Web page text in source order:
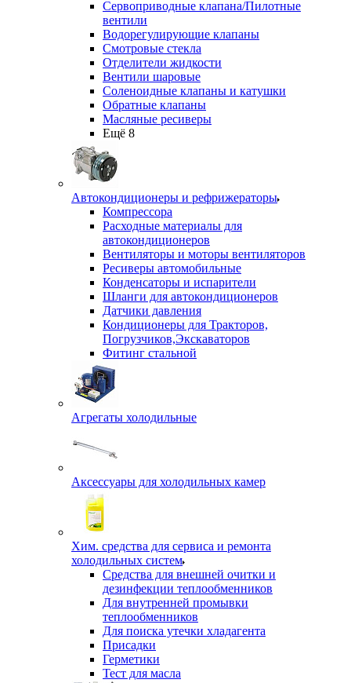
Сервоприводные клапана/Пилотные
вентили
Водорегулирующие клапаны
Смотровые стекла
Отделители жидкости
Вентили шаровые
Соленоидные клапаны и катушки
Обратные клапаны
Масляные ресиверы
Ещё 8
Автокондиционеры и рефрижераторы
Компрессора
Расходные материалы для
автокондиционеров
Вентиляторы и моторы вентиляторов
Ресиверы автомобильные
Конденсаторы и испарители
Шланги для автокондиционеров
Датчики давления
Кондиционеры для Тракторов,
Погрузчиков,Экскаваторов
Фитинг стальной
Агрегаты холодильные
Аксессуары для холодильных камер
Хим. средства для сервиса и ремонта
холодильных систем
Средства для внешней очитки и
дезинфекции теплообменников
Для внутренней промывки
теплообменников
Для поиска утечки хладагента
Присадки
Герметики
Тест для масла